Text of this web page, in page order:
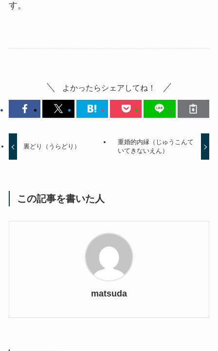
す。
よかったらシェアしてね！
裏どり（うらどり）
重婚的内縁（じゅうこんて
いてきないえん）
この記事を書いた人
matsuda